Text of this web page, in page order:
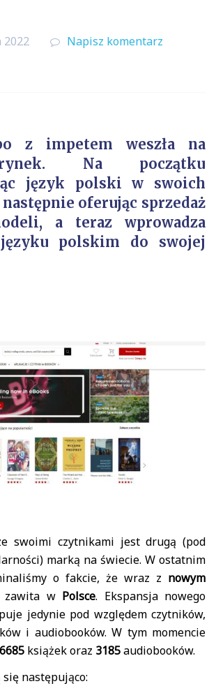
2022 Napisz komentarz
z impetem weszła na
Na początku
język polski w swoich
oferując sprzedaż
a teraz wprowadza
polskim do swojej
swoimi czytnikami jest drugą (pod
marką na świecie. W ostatnim
o fakcie, że wraz z nowym
zawita w Polsce. Ekspansja nowego
jedynie pod względem czytników,
i audiobooków.W tym momencie
6685 książek oraz 3185audiobooków.
następująco: